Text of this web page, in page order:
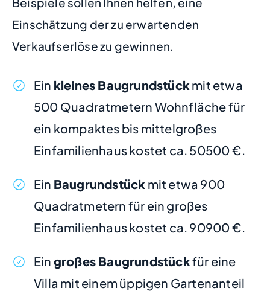
Einschätzung der zu erwartenden
Verkaufserlöse zu gewinnen.
Ein kleines Baugrundstückmit etwa
500 Quadratmetern Wohnfläche für
ein kompaktes bis mittelgroßes
Einfamilienhaus kostet ca. 50500 €.
Ein Baugrundstück mit etwa 900
Quadratmetern für ein großes
Einfamilienhaus kostet ca. 90900 €.
Ein großes Baugrundstückfür eine
Villa mit einem üppigen Gartenanteil